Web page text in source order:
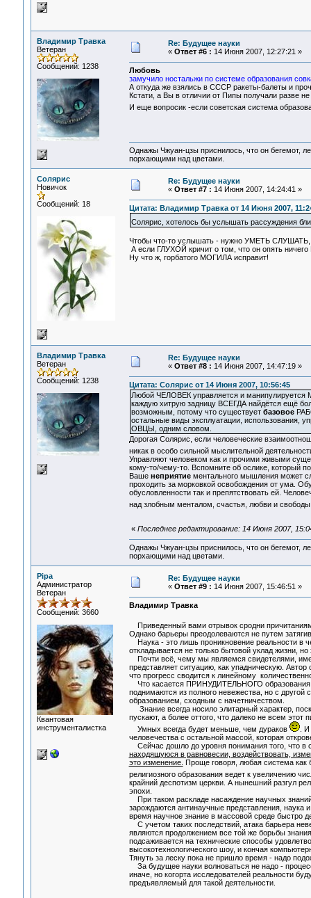
Владимир Травка
Ветеран
Сообщений: 1238
Re: Будущее науки
« Ответ #6 : 14 Июня 2007, 12:27:21 »
Любовь
замучило ностальжи по системе образования
А откуда же взялись в СССР ракеты-балеты и
Кстати, а Вы в отличии от Пипы получали разве
И еще вопросик -если советская система
Однажы Чжуан-цзы приснилось, что он бегемот,
порхающими над цветами.
Солярис
Новичок
Сообщений: 18
Re: Будущее науки
« Ответ #7 : 14 Июня 2007, 14:24:41 »
Цитата: Владимир Травка от 14 Июня 2007,
Солярис, хотелось бы услышать рассуждения
Чтобы что-то услышать - нужно УМЕТЬ СЛУШАТЬ,
А если ГЛУХОЙ кричит о том, что он опять
Ну что ж, горбатого МОГИЛА исправит!
Владимир Травка
Ветеран
Сообщений: 1238
Re: Будущее науки
« Ответ #8 : 14 Июня 2007, 14:47:19 »
Цитата: Солярис от 14 Июня 2007, 10:56:45
Любой ЧЕЛОВЕК управляется и
каждую хитрую задницу ВСЕГДА найдётся ещё
возможным, потому что существует базовое
остальные виды эксплуатации, использования,
ОВЦЫ, одним словом.
Дорогая Солярис, если человеческие
никак в особо сильной мыслительной
Управляют человеком как и прочими живыми
кому-то/чему-то. Вспомните об ослике, который
Ваше неприятиементального мышления может
проходить за морковкой освобождения от ума.
обусловленности так и препятствовать ей.
над злобным менталом, счастья, любви и
« Последнее редактирование: 14 Июня 2007,
Однажы Чжуан-цзы приснилось, что он бегемот,
порхающими над цветами.
Pipa
Администратор
Ветеран
Сообщений: 3660
Квантовая
инструменталистка
Re: Будущее науки
« Ответ #9 : 14 Июня 2007, 15:46:51 »
Владимир Травка
Приведенный вами отрывок сродни
Однако барьеры преодолеваются не путем
Наука - это лишь проникновение реальности в
откладывается не только бытовой уклад жизни,
Почти всё, чему мы являемся свидетелями,
представляет ситуацию, как упадническую.
что прогресс сводится к линейному
Что касается ПРИНУДИТЕЛЬНОГО образования,
поднимаются из полного невежества, но с
образованием, сходным с начетничеством.
Знание всегда носило элитарный характер,
пускают, а более оттого, что далеко не всем этот
Умных всегда будет меньше, чем дураков
. И
человечества с остальной массой, которая
Сейчас дошло до уровня понимания того, что в
находящуюся в равновесии, воздействовать,
это изменение.
Проще говоря, любая система
религиозного образования ведет к увеличению
крайний деспотизм церкви. А нынешний разгул
эпохи.
При таком раскладе насаждение научных
зарождаются антинаучные представления, наука
время научное знание в массовой среде быстро
С учетом таких последствий, атака барьера
являются продолжением все той же борьбы
подсаживается на технические способы
высокотехнологического шоу, и кончая
Тянуть за леску пока не пришло время - надо
За будущее науки волноваться не надо -
иначе, но когорта исследователей реальности
предъявляемый для такой деятельности.